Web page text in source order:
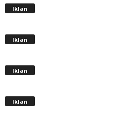
Iklan
Iklan
Iklan
Iklan